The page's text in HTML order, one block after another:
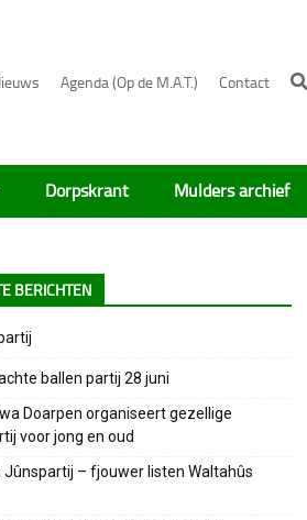
Agenda (Op de M.A.T.) Contact
Dorpskrant Mulders archief
BERICHTEN
ballen partij 28 juni
Doarpen organiseert gezellige
voor jong en oud
Jûnspartij – fjouwer listen Waltahûs